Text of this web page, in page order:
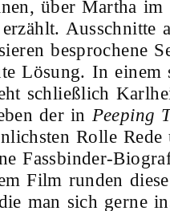
über Martha im
Ausschnitte
besprochene
Lösung. In einem
schließlich
der in Peeping
Rolle Rede
Fassbinder-
Film runden
man sich gerne